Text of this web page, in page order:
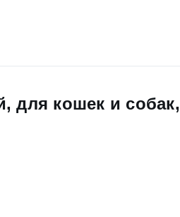
кошек и